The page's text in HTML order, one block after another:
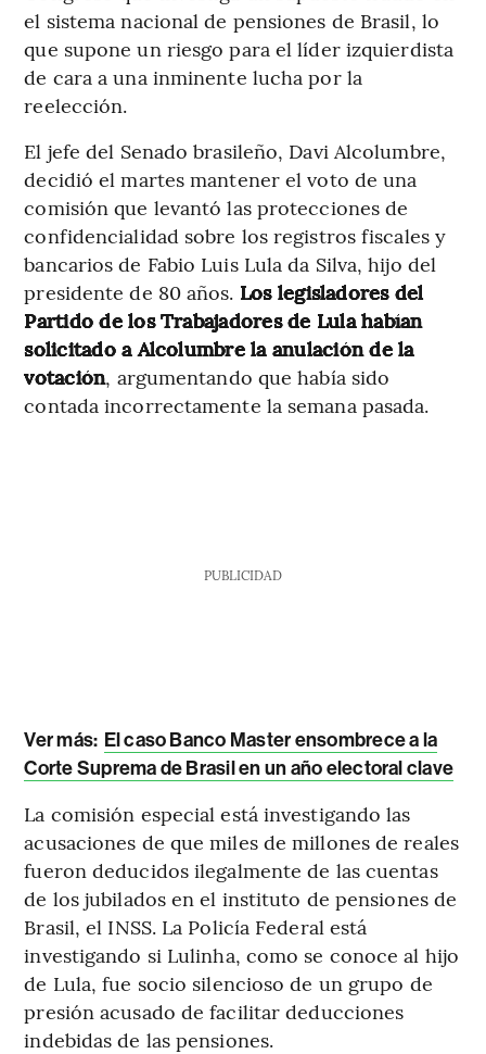
el sistema nacional de pensiones de Brasil, lo
que supone un riesgo para el líder izquierdista
de cara a una inminente lucha por la
reelección.
El jefe del Senado brasileño, Davi Alcolumbre,
decidió el martes mantener el voto de una
comisión que levantó las protecciones de
confidencialidad sobre los registros fiscales y
bancarios de Fabio Luis Lula da Silva, hijo del
presidente de 80 años. Los legisladores del
Partido de los Trabajadores de Lula habían
solicitado a Alcolumbre la anulación de la
votación, argumentando que había sido
contada incorrectamente la semana pasada.
PUBLICIDAD
Ver más: El caso Banco Master ensombrece a la
Corte Suprema de Brasil en un año electoral clave
La comisión especial está investigando las
acusaciones de que miles de millones de reales
fueron deducidos ilegalmente de las cuentas
de los jubilados en el instituto de pensiones de
Brasil, el INSS. La Policía Federal está
investigando si Lulinha, como se conoce al hijo
de Lula, fue socio silencioso de un grupo de
presión acusado de facilitar deducciones
indebidas de las pensiones.